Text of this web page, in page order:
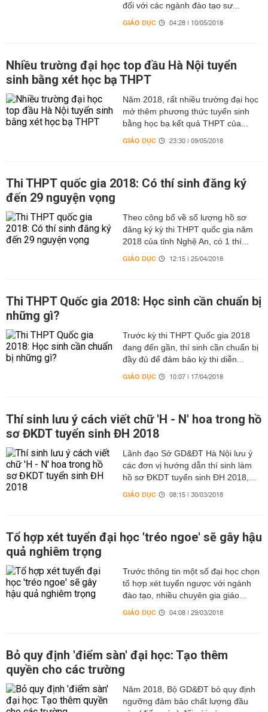
đối với các ngành đào tạo sư...
GIÁO DỤC 04:28 | 10/05/2018
Nhiều trường đại học top đầu Hà Nội tuyển
sinh bằng xét học bạ THPT
Năm 2018, rất nhiều trường đại học
mở thêm phương thức tuyển sinh
bằng học bạ kết quả THPT của...
GIÁO DỤC 23:30 | 09/05/2018
Thi THPT quốc gia 2018: Có thí sinh đăng ký
đến 29 nguyện vọng
Theo công bố về số lượng hồ sơ
đăng ký kỳ thi THPT quốc gia năm
2018 của tỉnh Nghệ An, có 1 thí...
GIÁO DỤC 12:15 | 25/04/2018
Thi THPT Quốc gia 2018: Học sinh cần chuẩn bị
những gì?
Trước kỳ thi THPT Quốc gia 2018
đang đến gần, thí sinh cần chuẩn bị
đầy đủ để đảm bảo kỳ thi diễn...
GIÁO DỤC 10:07 | 17/04/2018
Thí sinh lưu ý cách viết chữ 'H - N' hoa trong hồ
sơ ĐKDT tuyển sinh ĐH 2018
Lãnh đạo Sở GD&ĐT Hà Nội lưu ý
các đơn vị hướng dẫn thí sinh làm
hồ sơ ĐKDT tuyển sinh ĐH 2018,...
GIÁO DỤC 08:15 | 30/03/2018
Tổ hợp xét tuyển đại học 'tréo ngoe' sẽ gây hậu
quả nghiêm trọng
Trước thông tin một số đại học chọn
tổ hợp xét tuyển ngược với ngành
đào tạo, nhiều chuyên gia giáo...
GIÁO DỤC 04:08 | 29/03/2018
Bỏ quy định 'điểm sàn' đại học: Tạo thêm
quyền cho các trường
Năm 2018, Bộ GD&ĐT bỏ quy định
ngưỡng đảm bảo chất lượng đầu